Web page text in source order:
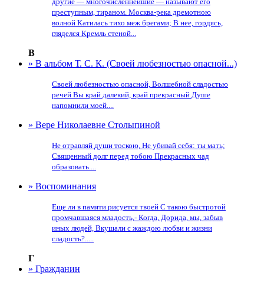
преступным, тираном. Москва-река дремотною
волной Катилась тихо меж брегами; В нее, гордясь,
гляделся Кремль стеной...
В
» В альбом Т. С. К. (Своей любезностью опасной...)
Своей любезностью опасной, Волшебной сладостью
речей Вы край далекий, край прекрасный Душе
напомнили моей....
» Вере Николаевне Столыпиной
Не отравляй души тоскою, Не убивай себя: ты мать;
Священный долг перед тобою Прекрасных чад
образовать....
» Воспоминания
Еще ли в памяти рисуется твоей С такою быстротой
промчавшаяся младость,- Когда, Дорида, мы, забыв
иных людей, Вкушали с жаждою любви и жизни
сладость?.....
Г
» Гражданин